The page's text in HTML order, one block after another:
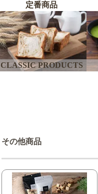
CLASSIC PRODUCTS
定番商品
その他商品